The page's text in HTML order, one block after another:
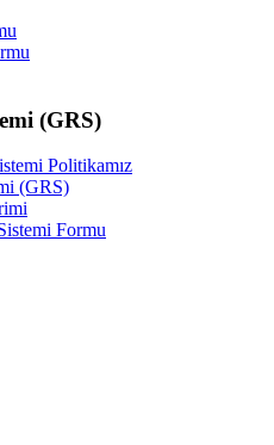
(GRS)
Politikamız
(GRS)
Formu